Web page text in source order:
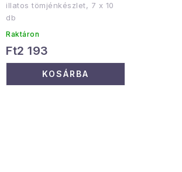
illatos tömjénkészlet, 7 x 10
db
Raktáron
Ft2 193
KOSÁRBA